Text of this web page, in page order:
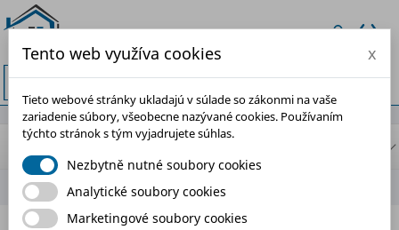
 
BLOG NAVIGATION
Tento web využíva cookies x
Tieto webové stránky ukladajú v súlade so zákonmi na vaše
zariadenie súbory, všeobecne nazývané cookies. Používaním
týchto stránok s tým vyjadrujete súhlas.
Nezbytně nutné soubory cookies
Analytické soubory cookies
Marketingové soubory cookies